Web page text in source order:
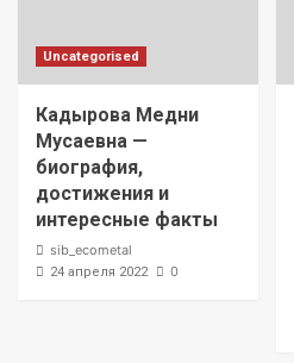
Uncategorised
Кадырова Медни
Мусаевна —
биография,
достижения и
интересные факты
sib_ecometal
24 апреля 2022 0